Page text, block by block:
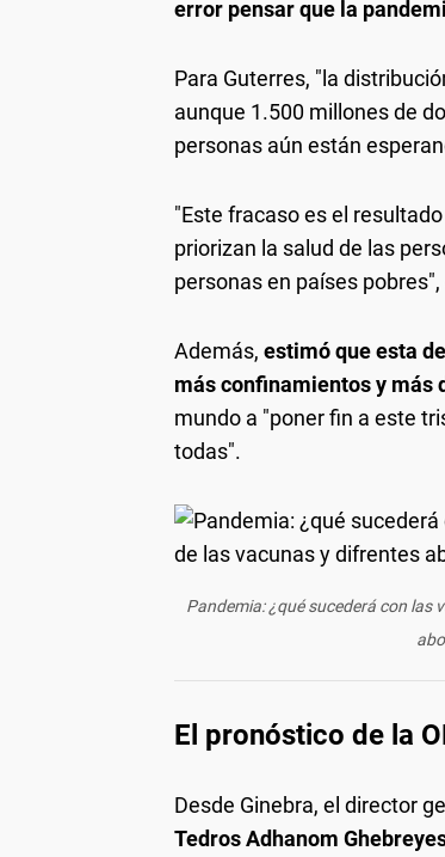
error pensar que la
Para Guterres, "la
aunque 1.500 millones de
personas aún están
"Este fracaso es el
priorizan la salud de las
personas en países
Además, estimó que esta
más confinamientos y más
mundo a "poner fin a este
todas".
Pandemia: ¿qué sucederá con las
El pronóstico de la
Desde Ginebra, el director
Tedros Adhanom